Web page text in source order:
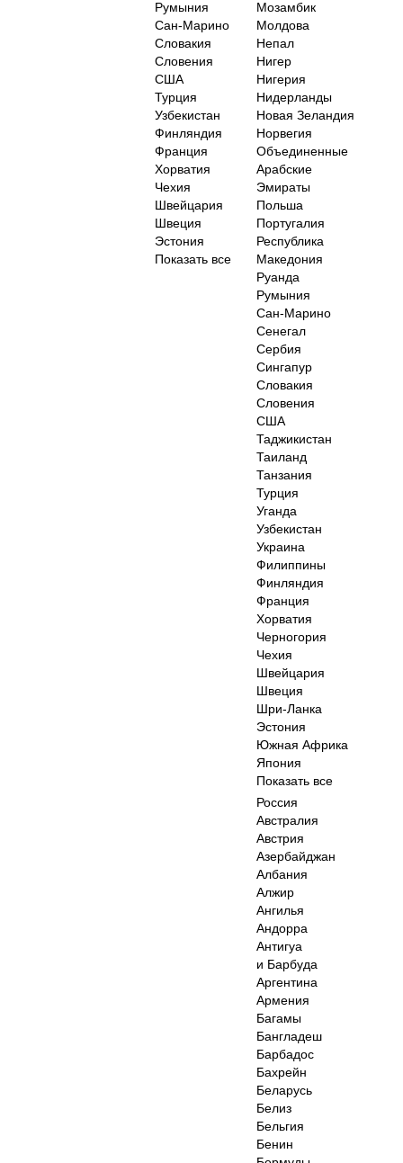
Румыния
Сан-Марино
Словакия
Словения
США
Турция
Узбекистан
Финляндия
Франция
Хорватия
Чехия
Швейцария
Швеция
Эстония
Показать все
Мозамбик
Молдова
Непал
Нигер
Нигерия
Нидерланды
Новая Зеландия
Норвегия
Объединенные
Арабские
Эмираты
Польша
Португалия
Республика
Македония
Руанда
Румыния
Сан-Марино
Сенегал
Сербия
Сингапур
Словакия
Словения
США
Таджикистан
Таиланд
Танзания
Турция
Уганда
Узбекистан
Украина
Филиппины
Финляндия
Франция
Хорватия
Черногория
Чехия
Швейцария
Швеция
Шри-Ланка
Эстония
Южная Африка
Япония
Показать все
Россия
Австралия
Австрия
Азербайджан
Албания
Алжир
Ангилья
Андорра
Антигуа
и Барбуда
Аргентина
Армения
Багамы
Бангладеш
Барбадос
Бахрейн
Беларусь
Белиз
Бельгия
Бенин